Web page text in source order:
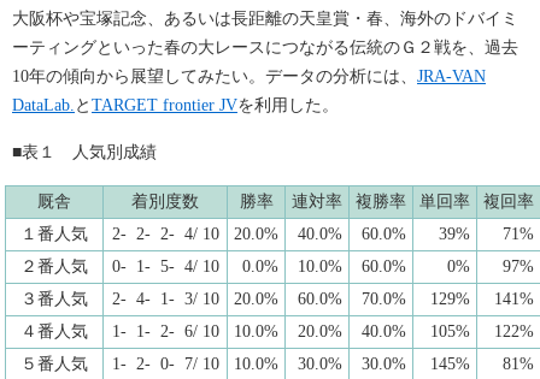
大阪杯や宝塚記念、あるいは長距離の天皇賞・春、海外のドバイミ
ーティングといった春の大レースにつながる伝統のＧ２戦を、過去
10年の傾向から展望してみたい。データの分析には、 JRA-VAN
DataLab. と TARGET frontier JVを利用した。
■表１ 人気別成績
厩舎 着別度数 勝率 連対率 複勝率 単回率
複回率
１番人気
2- 2- 2- 4/ 10 20.0% 40.0% 60.0% 39%
71%
２番人気
0- 1- 5- 4/ 10 0.0% 10.0% 60.0% 0%
97%
３番人気
2- 4- 1- 3/ 10 20.0% 60.0% 70.0% 129%
141%
４番人気
1- 1- 2- 6/ 10 10.0% 20.0% 40.0% 105%
122%
５番人気
1- 2- 0- 7/ 10 10.0% 30.0% 30.0% 145%
81%